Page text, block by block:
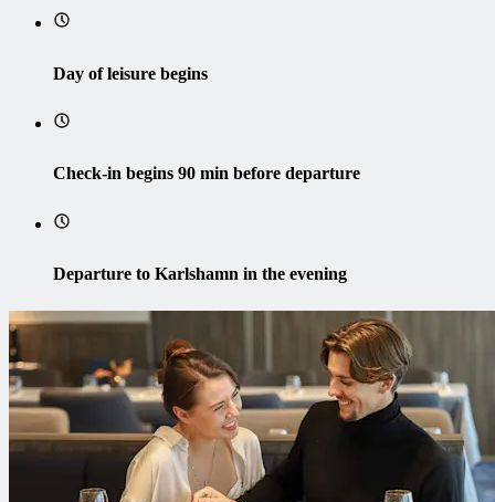
Day of leisure begins
Check-in begins 90 min before departure
Departure to Karlshamn in the evening